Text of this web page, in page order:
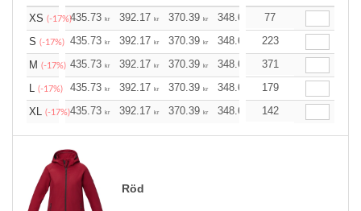
XS (-17%)435.73 kr 392.17 kr 370.39 kr 348.61 326.83
77
S (-17%) 435.73 kr 392.17 kr 370.39 kr 348.61 326.83
223
M (-17%) 435.73 kr 392.17 kr 370.39 kr 348.61 326.83
371
L (-17%) 435.73 kr 392.17 kr 370.39 kr 348.61 326.83
179
XL (-17%)435.73 kr 392.17 kr 370.39 kr 348.61 326.83
142
Röd